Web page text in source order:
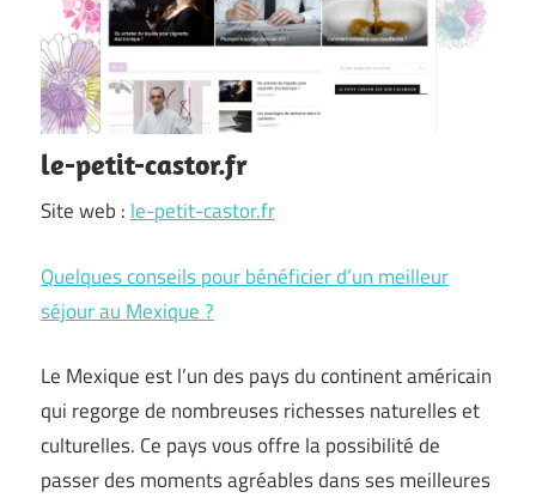
le-petit-castor.fr
Site web :le-petit-castor.fr
Quelques conseils pour bénéficier d’un meilleur
séjour au Mexique ?
Le Mexique est l’un des pays du continent américain
qui regorge de nombreuses richesses naturelles et
culturelles. Ce pays vous offre la possibilité de
passer des moments agréables dans ses meilleures